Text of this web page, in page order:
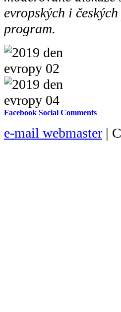
evropských i
program.
Facebook Social Comments
e-mail webmaster |